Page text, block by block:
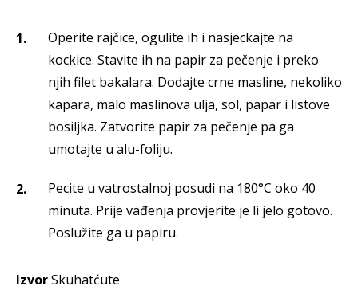
Operite rajčice, ogulite ih i nasjeckajte na
kockice. Stavite ih na papir za pečenje i preko
njih filet bakalara. Dodajte crne masline, nekoliko
kapara, malo maslinova ulja, sol, papar i listove
bosiljka. Zatvorite papir za pečenje pa ga
umotajte u alu-foliju.
Pecite u vatrostalnoj posudi na 180°C oko 40
minuta. Prije vađenja provjerite je li jelo gotovo.
Poslužite ga u papiru.
IzvorSkuhatćute